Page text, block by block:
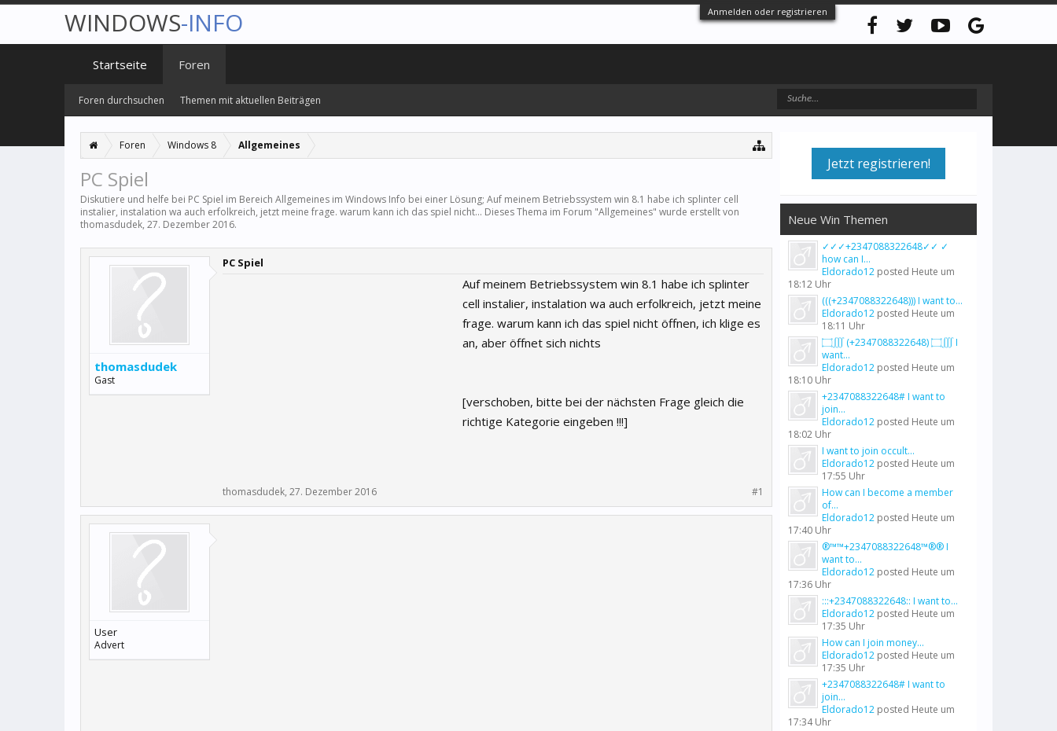
Anmelden oder registrieren
Foren Windows 8 Allgemeines
PC Spiel
Diskutiere und helfe bei PC Spiel im Bereich Allgemeines im Windows Info bei einer Lösung; Auf meinem Betriebssystem win 8.1 habe ich splinter cell
instalier, instalation wa auch erfolkreich, jetzt meine frage. warum kann ich das spiel nicht... Dieses Thema im Forum "Allgemeines" wurde erstellt von
thomasdudek, 27. Dezember 2016.
thomasdudek
Gast
PC Spiel
Auf meinem Betriebssystem win 8.1 habe ich splinter
cell instalier, instalation wa auch erfolkreich, jetzt meine
frage. warum kann ich das spiel nicht öffnen, ich klige es
an, aber öffnet sich nichts
[verschoben, bitte bei der nächsten Frage gleich die
richtige Kategorie eingeben !!!]
thomasdudek, 27. Dezember 2016 #1
User
Advert
Jetzt registrieren!
Neue Win Themen
✓✓✓+2347088322648✓✓ ✓
how can I...
Eldorado12 posted Heute um
18:12 Uhr
(((+2347088322648))) I want to...
Eldorado12 posted Heute um
18:11 Uhr
۝∭ (+2347088322648) ۝∭ I
want...
Eldorado12 posted Heute um
18:10 Uhr
+2347088322648# I want to
join...
Eldorado12 posted Heute um
18:02 Uhr
I want to join occult...
Eldorado12 posted Heute um
17:55 Uhr
How can I become a member
of...
Eldorado12 posted Heute um
17:40 Uhr
®™™+2347088322648™®® I
want to...
Eldorado12 posted Heute um
17:36 Uhr
:::+2347088322648:: I want to...
Eldorado12 posted Heute um
17:35 Uhr
How can I join money...
Eldorado12 posted Heute um
17:35 Uhr
+2347088322648# I want to
join...
Eldorado12 posted Heute um
17:34 Uhr
WINDOWS-INFO
Startseite Foren
Foren durchsuchen Themen mit aktuellen Beiträgen